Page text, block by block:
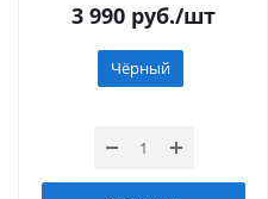
3 990 руб./шт
Чёрный